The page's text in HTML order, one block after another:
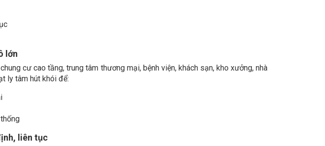
lớn
cư cao tầng, trung tâm thương mại, bệnh viện, khách sạn, kho xưởng, nhà
ly tâm hút khói để:
liên tục